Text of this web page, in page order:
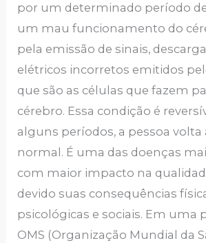
por um determinado período
um mau funcionamento do
pela emissão de sinais,
elétricos incorretos emitidos
que são as células que fazem
cérebro. Essa condição é
alguns períodos, a pessoa volta
normal. É uma das doenças
com maior impacto na
devido suas consequências
psicológicas e sociais. Em uma
OMS (Organização Mundial da